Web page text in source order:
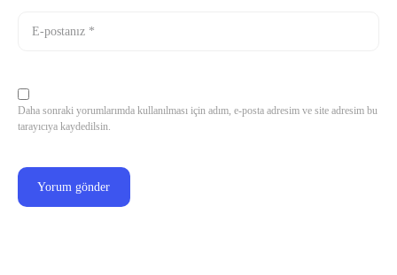
Daha sonraki yorumlarımda kullanılması için adım, e-posta adresim ve site adresim bu
tarayıcıya kaydedilsin.